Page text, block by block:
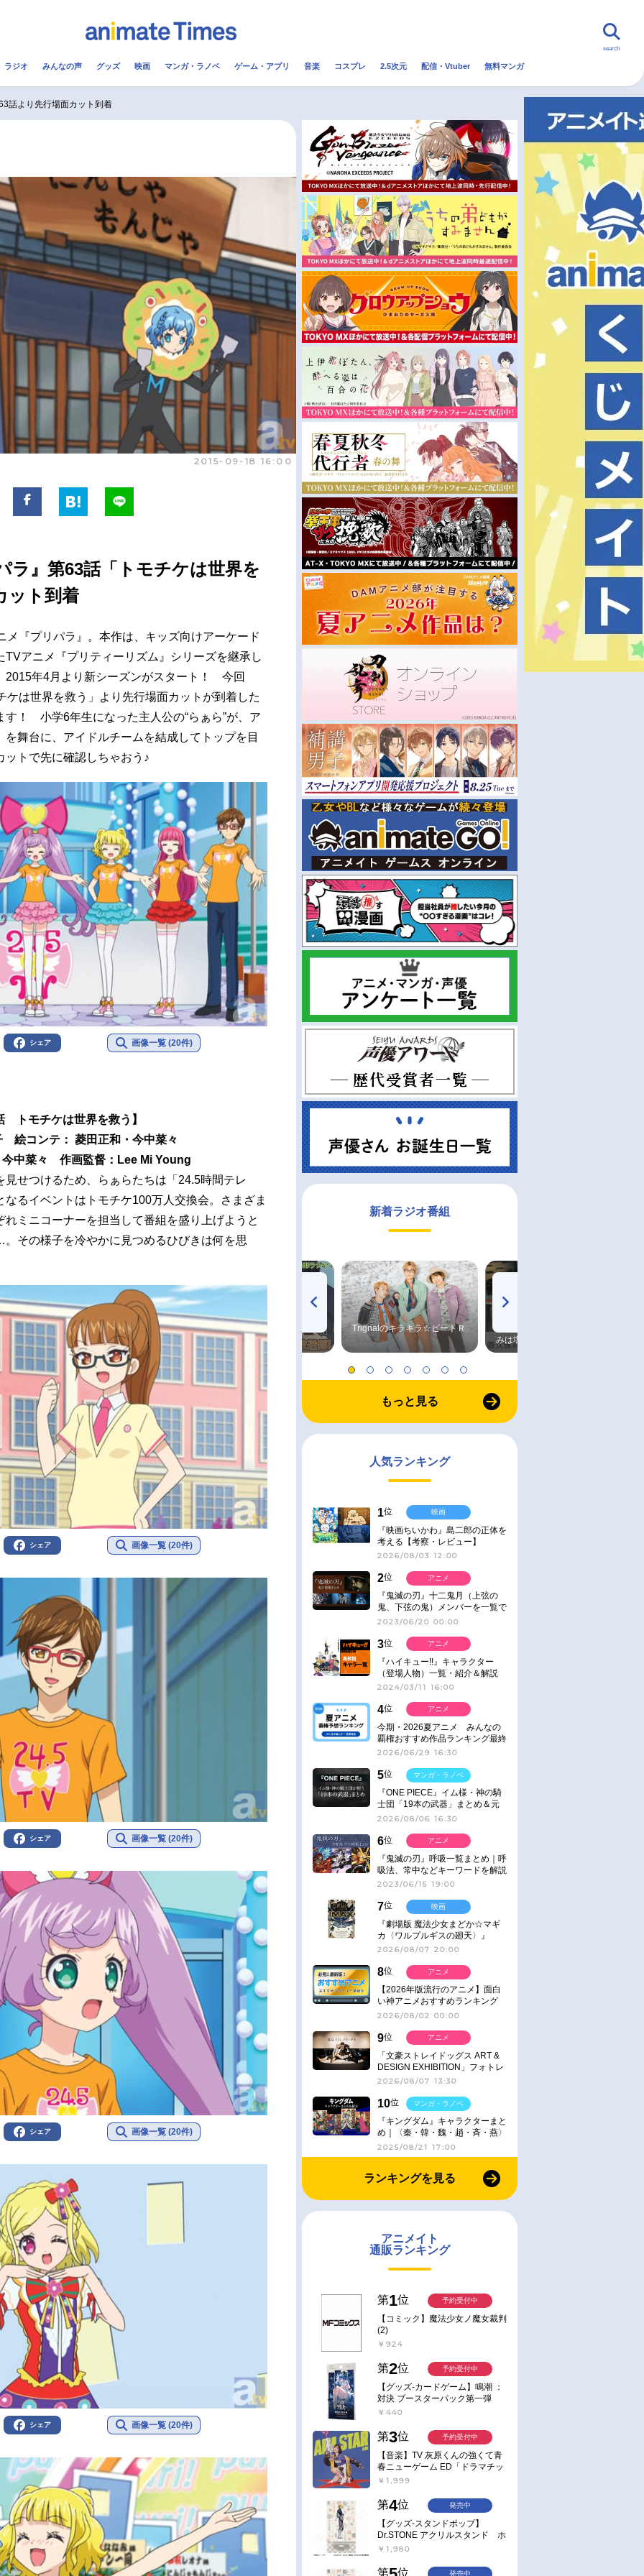
配信・Vtuber トレンド 無料マンガ
アニメ映画一覧
実写化映画一覧
男性声優/女性声優一覧
今期アニメ曜日別一覧
夏アニメ
秋アニメ
冬アニメ
FOLLOW US
search
ラジオ みんなの声 グッズ 映画 マンガ・ラノベ ゲーム・アプリ 音楽 コスプレ 2.5次元 配信・Vtuber 無料マンガ
話より先行場面カット到着
2015-09-18 16:00
ラ』第63話「トモチケは世界を
ット到着
『プリパラ』。本作は、キッズ向けアーケード
アニメ『プリティーリズム』シリーズを継承し
2015年4月より新シーズンがスタート！ 今回
ケは世界を救う」より先行場面カットが到着した
す！ 小学6年生になった主人公の“らぁら”が、ア
舞台に、アイドルチームを結成してトップを目
トで先に確認しちゃおう♪
シェア 画像一覧 (20件)
トモチケは世界を救う】
絵コンテ： 菱田正和・今中菜々
今中菜々 作画監督：Lee Mi Young
せつけるため、らぁらたちは「24.5時間テレ
るイベントはトモチケ100万人交換会。さまざま
ミニコーナーを担当して番組を盛り上げようと
その様子を冷やかに見つめるひびきは何を思
シェア 画像一覧 (20件)
シェア 画像一覧 (20件)
シェア 画像一覧 (20件)
シェア 画像一覧 (20件)
新着ラジオ番組
TVアニメ『戦隊大失格』
radio 大直会 2nd season
ハイキュー!! 烏野高校放送部! Trignalのキラキラ☆ビートＲ
みは塩だけ
もっと見る
人気ランキング
1位
『映画ちいかわ』島二郎の正体を
考える【考察・レビュー】
2026/08/03 12:00
映画
2位
『鬼滅の刃』十二鬼月（上弦の
鬼、下弦の鬼）メンバーを一覧で
紹介＆解説（登場鬼の情報まと
2023/06/20 00:00
アニメ
3位
『ハイキュー!!』キャラクター
（登場人物）一覧・紹介＆解説
2024/03/11 16:00
アニメ
4位
今期・2026夏アニメ みんなの
覇権おすすめ作品ランキング最終
結果発表！
2026/06/29 16:30
アニメ
5位
『ONE PIECE』イム様・神の騎
士団「19本の武器」まとめ＆元
ネタ
2026/08/06 16:30
マンガ・ラノベ
6位
『鬼滅の刃』呼吸一覧まとめ｜呼
吸法、常中などキーワードを解説
2023/06/15 19:00
アニメ
7位
『劇場版 魔法少女まどか☆マギ
カ〈ワルプルギスの廻天〉』
IMAX同時公開決定
2026/08/07 20:00
映画
8位
【2026年版流行のアニメ】面白
い神アニメおすすめランキング
【名作・話題作】｜ジャンル別人
2026/08/02 00:00
アニメ
9位
「文豪ストレイドッグス ART &
DESIGN EXHIBITION」フォトレ
ポート
2026/08/07 13:30
アニメ
10位
『キングダム』キャラクターまと
め｜〈秦・韓・魏・趙・斉・燕〉
2025/08/21 17:00
マンガ・ラノベ
ランキングを見る
アニメイト
通販ランキング
第1位
【コミック】魔法少女ノ魔女裁判
(2)
￥924
予約受付中
第2位
【グッズ-カードゲーム】鳴潮 ：
対決 ブースターパック第一弾
【ポイント2倍】
￥440
予約受付中
第3位
【音楽】TV 灰原くんの強くて青
春ニューゲーム ED「ドラマチッ
ク逃避行」収録シングル AIM
￥1,999
予約受付中
第4位
【グッズ-スタンドポップ】
Dr.STONE アクリルスタンド ホ
ワイマンといっしょver. スタン
￥1,980
発売中
第 位 発売中